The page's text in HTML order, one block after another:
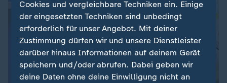
Cookies und vergleichbare Techniken ein. Einige
der eingesetzten Techniken sind unbedingt
erforderlich für unser Angebot. Mit deiner
Zustimmung dürfen wir und unsere Dienstleister
darüber hinaus Informationen auf deinem Gerät
speichern und/oder abrufen. Dabei geben wir
deine Daten ohne deine Einwilligung nicht an